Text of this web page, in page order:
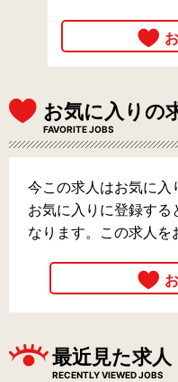
お気に入りの
FAVORITE JOBS
今この求人はお気に入
お気に入りに登録する
なります。この求人を
最近見た求人
RECENTLY VIEWED JOBS